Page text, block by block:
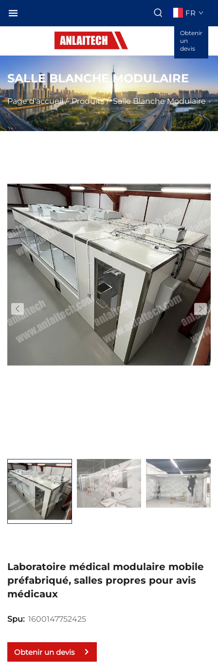
FR
Obtenir
un
devis
SALLE BLANCHE MODULAIRE
Page d'accueil/Produits/Salle Blanche Modulaire
Laboratoire médical modulaire mobile
préfabriqué, salles propres pour avis
médicaux
Spu: 1600147752425
Obtenir un devis